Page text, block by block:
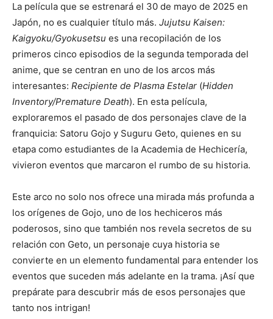
La película que se estrenará el 30 de mayo de 2025 en
Japón, no es cualquier título más. Jujutsu Kaisen:
Kaigyoku/Gyokusetsu es una recopilación de los
primeros cinco episodios de la segunda temporada del
anime, que se centran en uno de los arcos más
interesantes: Recipiente de Plasma Estelar (Hidden
Inventory/Premature Death). En esta película,
exploraremos el pasado de dos personajes clave de la
franquicia: Satoru Gojo y Suguru Geto, quienes en su
etapa como estudiantes de la Academia de Hechicería,
vivieron eventos que marcaron el rumbo de su historia.
Este arco no solo nos ofrece una mirada más profunda a
los orígenes de Gojo, uno de los hechiceros más
poderosos, sino que también nos revela secretos de su
relación con Geto, un personaje cuya historia se
convierte en un elemento fundamental para entender los
eventos que suceden más adelante en la trama. ¡Así que
prepárate para descubrir más de esos personajes que
tanto nos intrigan!